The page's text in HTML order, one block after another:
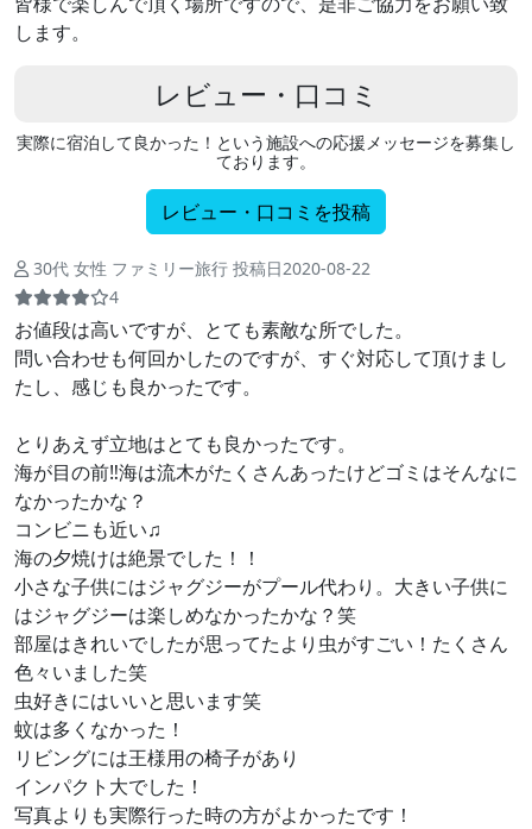
します。
レビュー・口コミ
実際に宿泊して良かった！という施設への応援メッセージを募集し
ております。
レビュー・口コミを投稿
30代 女性 ファミリー旅行 投稿日2020-08-22
4
お値段は高いですが、とても素敵な所でした。
問い合わせも何回かしたのですが、すぐ対応して頂けまし
たし、感じも良かったです。
とりあえず立地はとても良かったです。
海が目の前‼︎海は流木がたくさんあったけどゴミはそんなに
なかったかな？
コンビニも近い♫
海の夕焼けは絶景でした！！
小さな子供にはジャグジーがプール代わり。大きい子供に
はジャグジーは楽しめなかったかな？笑
部屋はきれいでしたが思ってたより虫がすごい！たくさん
色々いました笑
虫好きにはいいと思います笑
蚊は多くなかった！
リビングには王様用の椅子があり
インパクト大でした！
写真よりも実際行った時の方がよかったです！